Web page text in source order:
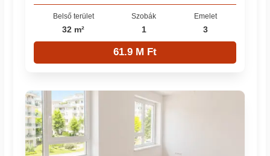
Belső terület
32 m²
Szobák
1
Emelet
3
61.9 M Ft